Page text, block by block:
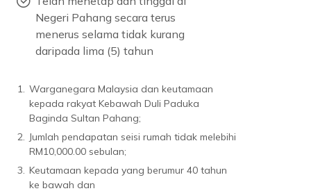
Negeri Pahang secara terus
menerus selama tidak kurang
daripada lima (5) tahun
1. Warganegara Malaysia dan keutamaan
kepada rakyat Kebawah Duli Paduka
Baginda Sultan Pahang;
2. Jumlah pendapatan seisi rumah tidak melebihi
RM10,000.00 sebulan;
3. Keutamaan kepada yang berumur 40 tahun
ke bawah dan